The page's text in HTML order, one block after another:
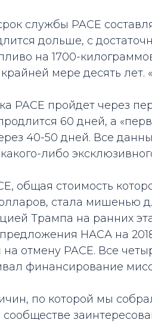
службы PACE
дольше, с
на 1700-
крайней мере десять
PACE пройдет через
60 дней, а
40-50 дней. Все
либо
общая стоимость
стала мишенью
Трампа на ранних
НАСА на
отмену PACE. Все
финансирование
по которой мы